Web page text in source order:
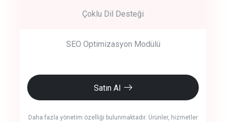
Çoklu Dil Desteği
SEO Optimizasyon Modülü
Satın Al
Daha fazla yönetim özelliği bulunmaktadır. Ürünler, hizmetler